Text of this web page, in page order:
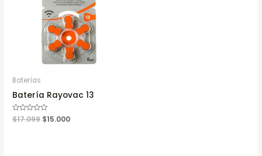
Baterías
Batería Rayovac 13
Rated
0
$17.099 $15.000